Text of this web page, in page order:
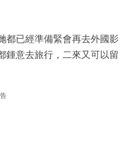
都已經準備緊會再去外國影
鍾意去旅行，二來又可以留